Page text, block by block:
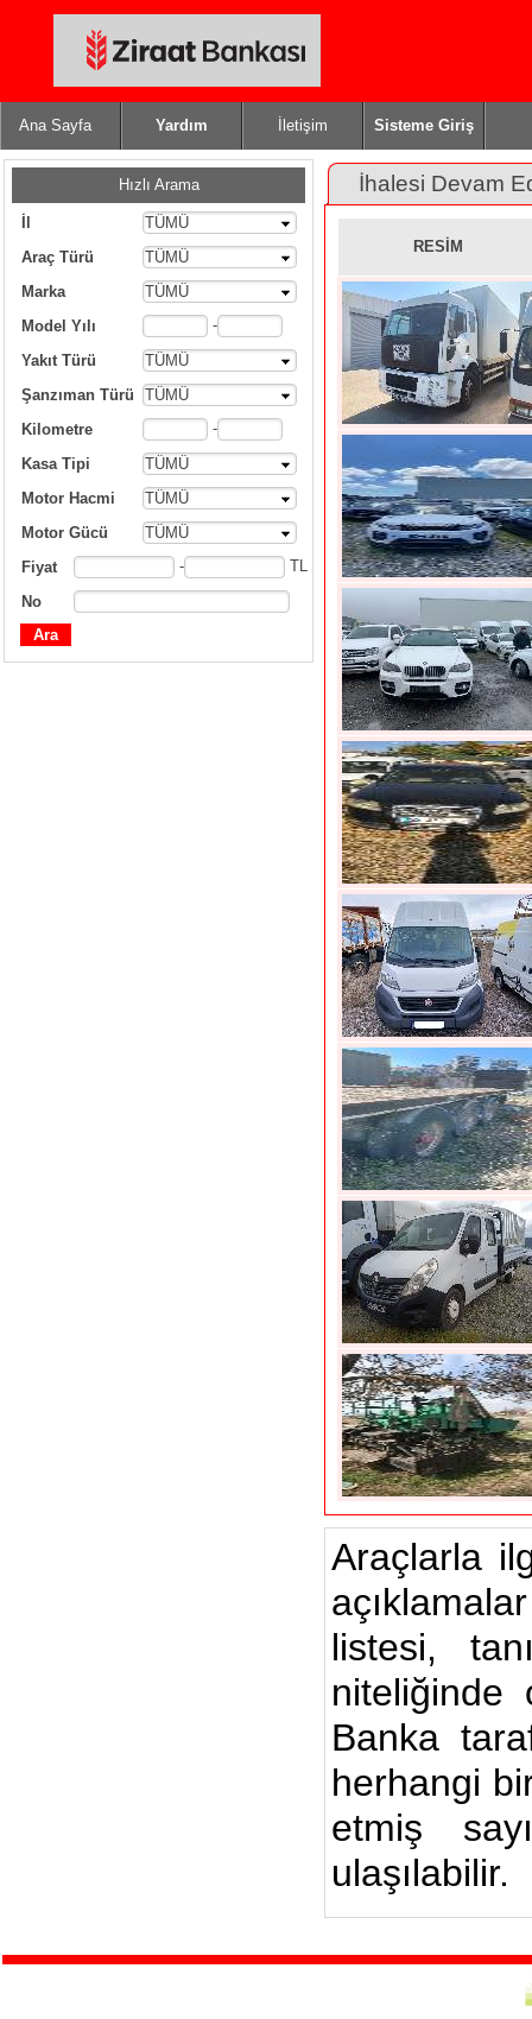
Ana Sayfa Yardım İletişim Sisteme Giriş
Hızlı Arama
TÜMÜ
Araç Türü
TÜMÜ
Marka
TÜMÜ
Model Yılı
-
Yakıt Türü
TÜMÜ
Şanzıman Türü
TÜMÜ
Kilometre
-
Kasa Tipi
TÜMÜ
Motor Hacmi
TÜMÜ
Motor Gücü
TÜMÜ
Fiyat
- TL
No
İhalesi Devam
RESİM
Araçlarla
listesi,
niteliğinde
Banka
herhangi
etmiş
ulaşılabilir.